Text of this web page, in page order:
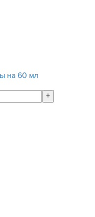
на 60 мл
+